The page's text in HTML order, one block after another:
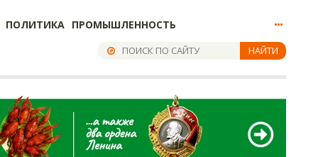
ПОЛИТИКА ПРОМЫШЛЕННОСТЬ
НАЙТИ